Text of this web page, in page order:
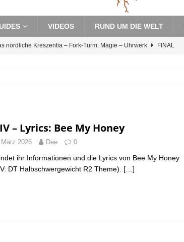
VIDEOS RUND UM DIE WELT
nördliche Kreszentia – Fork-Turm: Magie – Uhrwerk FINAL
– Lyrics: Bee My Honey
2026 Dee 0
ihr Informationen und die Lyrics von Bee My Honey
DT Halbschwergewicht R2 Theme). […]